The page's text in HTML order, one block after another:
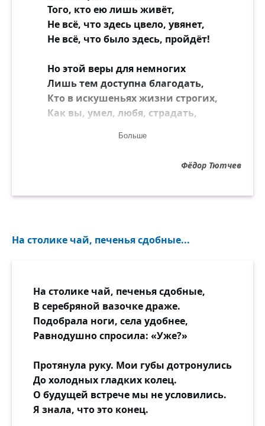
Поставим памятник лжи.
Того, кто ею лишь живёт,
Не всё, что здесь цвело, увянет,
Не всё, что было здесь, пройдёт!
Но этой веры для немногих
Лишь тем доступна благодать,
Кто в искушеньях жизни строгих,
Как вы, умел, любя, страдать,
Чужие врачевать недуги
Кто душу положил за други
Больше
Фёдор Тютчев
На столике чай, печенья сдобные...
На столике чай, печенья сдобные,
В серебряной вазочке драже.
Подобрала ноги, села удобнее,
Равнодушно спросила: «Уже?»
Протянула руку. Мои губы дотронулись
До холодных гладких колец.
О будущей встрече мы не условились.
Я знала, что это конец.